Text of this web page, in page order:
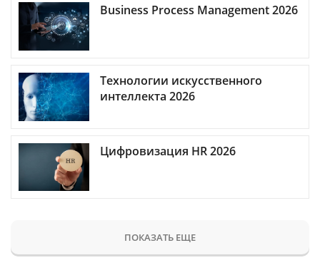
Business Process Management 2026
Технологии искусственного
интеллекта 2026
Цифровизация HR 2026
ПОКАЗАТЬ ЕЩЕ